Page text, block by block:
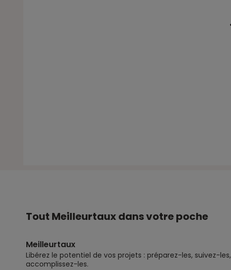
Tout Meilleurtaux dans votre poche
Meilleurtaux
Libérez le potentiel de vos projets : préparez-les, suivez-les,
accomplissez-les.